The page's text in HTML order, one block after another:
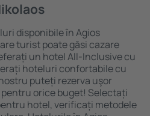
disponibile în Agios
turist poate găsi cazare
un hotel All-Inclusive cu
hoteluri confortabile cu
puteți rezerva uşor
orice buget! Selectați
hotel, verificați metodele